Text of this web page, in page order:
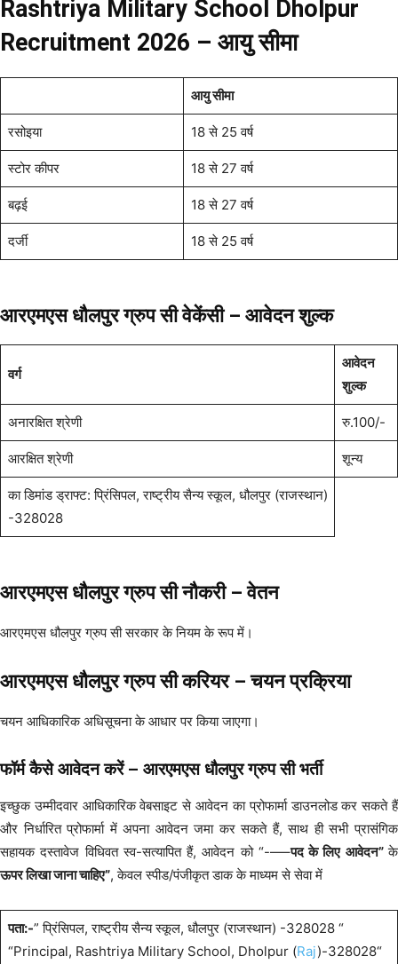
Rashtriya Military School Dholpur
Recruitment 2026 – आयु सीमा
आयु सीमा
रसोइया 18 से 25 वर्ष
स्टोर कीपर 18 से 27 वर्ष
बढ़ई 18 से 27 वर्ष
दर्जी 18 से 25 वर्ष
आरएमएस धौलपुर ग्रुप सी वेकेंसी – आवेदन शुल्क
वर्ग
आवेदन
शुल्क
अनारक्षित श्रेणी रु.100/-
आरक्षित श्रेणी शून्य
का डिमांड ड्राफ्ट: प्रिंसिपल, राष्ट्रीय सैन्य स्कूल, धौलपुर (राजस्थान)
-328028
आरएमएस धौलपुर ग्रुप सी नौकरी – वेतन
आरएमएस धौलपुर ग्रुप सी सरकार के नियम के रूप में।
आरएमएस धौलपुर ग्रुप सी करियर – चयन प्रक्रिया
चयन आधिकारिक अधिसूचना के आधार पर किया जाएगा।
फॉर्म कैसे आवेदन करें– आरएमएस धौलपुर ग्रुप सी भर्ती
इच्छुक उम्मीदवार आधिकारिक वेबसाइट से आवेदन का प्रोफार्मा डाउनलोड कर सकते हैं
और निर्धारित प्रोफार्मा में अपना आवेदन जमा कर सकते हैं, साथ ही सभी प्रासंगिक
सहायक दस्तावेज विधिवत स्व-सत्यापित हैं, आवेदन को “-—–पद के लिए आवेदन”के
ऊपर लिखा जाना चाहिए”, केवल स्पीड/पंजीकृत डाक के माध्यम से सेवा में
पता:-” प्रिंसिपल, राष्ट्रीय सैन्य स्कूल, धौलपुर (राजस्थान) -328028 “
“Principal, Rashtriya Military School, Dholpur (Raj)-328028“